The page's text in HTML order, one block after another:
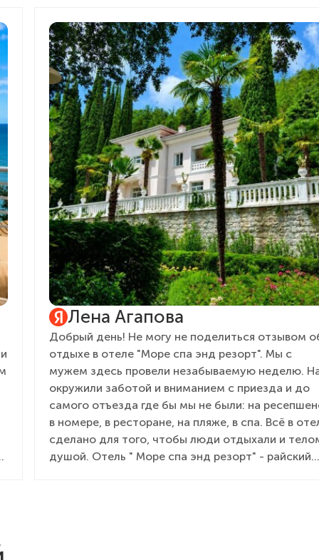
Лена Агапова
Добрый день! Не могу не поделиться отзывом
отдыхе в отеле "Море спа энд резорт". Мы с
мужем здесь провели незабываемую неделю.
окружили заботой и вниманием с приезда и до
самого отъезда где бы мы не были: на
в номере, в ресторане, на пляже, в спа. Всё в
сделано для того, чтобы люди отдыхали и
душой. Отель " Море спа энд резорт" - райский